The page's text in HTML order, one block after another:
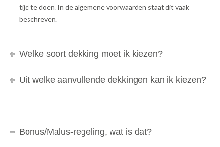
tijd te doen. In de algemene voorwaarden staat dit vaak
beschreven.
Welke soort dekking moet ik kiezen?
Uit welke aanvullende dekkingen kan ik kiezen?
Bonus/Malus-regeling, wat is dat?